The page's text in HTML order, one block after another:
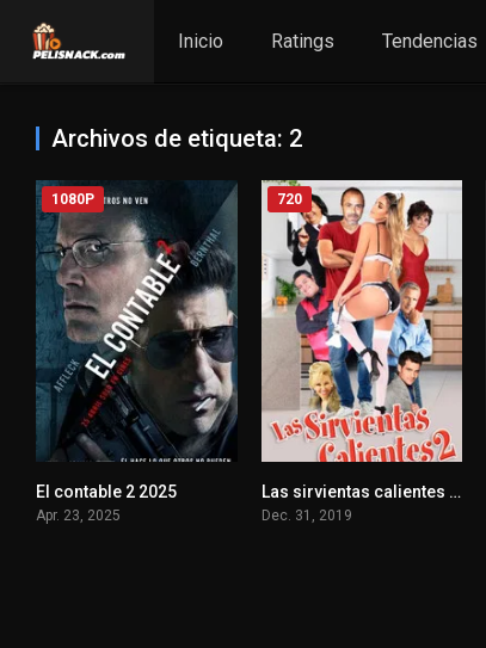
Inicio Ratings Tendencias
Archivos de etiqueta: 2
1080P
El contable 2 2025
Apr. 23, 2025
0
720
Las sirvientas calientes 2 2019
Dec. 31, 2019